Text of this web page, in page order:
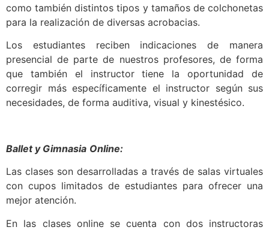
como también distintos tipos y tamaños de colchonetas
para la realización de diversas acrobacias.
Los estudiantes reciben indicaciones de manera
presencial de parte de nuestros profesores, de forma
que también el instructor tiene la oportunidad de
corregir más específicamente el instructor según sus
necesidades, de forma auditiva, visual y kinestésico.
Ballet y Gimnasia Online:
Las clases son desarrolladas a través de salas virtuales
con cupos limitados de estudiantes para ofrecer una
mejor atención.
En las clases online se cuenta con dos instructoras